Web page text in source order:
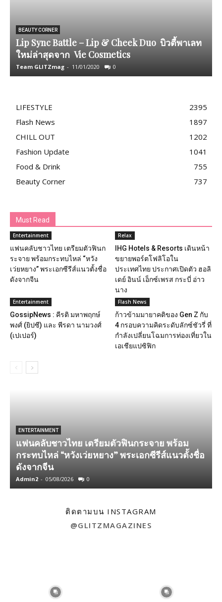
BEAUTY CORNER
Lip Sync Battle – Lip & Cheek Duo บิวตี้พาเลท
ใหม่ล่าสุดจาก Vie Cosmetics
Team GLITZmag - 11/01/2020 0
LIFESTYLE
2395
Flash News
1897
CHILL OUT
1202
Fashion Update
1041
Food & Drink
755
Beauty Corner
737
Must Read
Entertainment
แฟนคลับชาวไทย เตรียมตัวฟินก
ระจาย พร้อมกระทบไหล่ “หวัง
เว่ยหยาง” พระเอกซีรีส์แนวตั้งชื่อ
ดังจากจีน
Relax
IHG Hotels & Resorts เดินหน้า
ขยายพอร์ตโฟลิโอใน
ประเทศไทย ประกาศเปิดตัว ฮอลิ
เดย์ อินน์ เอ็กซ์เพรส กระบี่ อ่าว
นาง
Entertainment
GossipNews : คีรติ มหาพฤกษ์
พงศ์ (ยิปซี) และ พีรดา นามวงศ์
(เปเปอร์)
Flash News
ก้าวข้ามมายาคติของ Gen Z กับ
4 กรอบความคิดระดับลักซ์ชัวรี่ ที่
กำลังเปลี่ยนโฉมการท่องเที่ยวใน
เอเชียแปซิฟิก
ENTERTAINMENT
แฟนคลับชาวไทย เตรียมตัวฟินกระจาย พร้อม
กระทบไหล่ “หวังเว่ยหยาง” พระเอกซีรีส์แนวตั้งชื่อ
ดังจากจีน
Admin2 - 05/08/2026 0
ติดตามบน INSTAGRAM
@GLITZMAGAZINES